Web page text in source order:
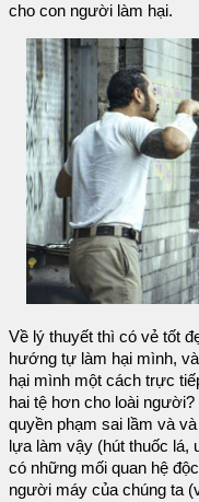
cho con người làm hại.
Về lý thuyết thì có vẻ tốt
hướng tự làm hại mình,
hại mình một cách trực
hai tệ hơn cho loài
quyền phạm sai lầm và
lựa làm vậy (hút thuốc lá,
có những mối quan hệ
người máy của chúng ta